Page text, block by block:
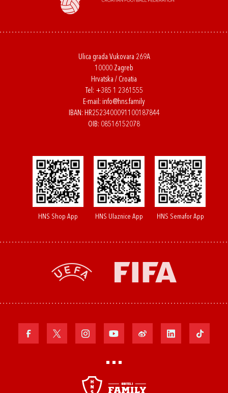
Ulica grada Vukovara 269A
10000 Zagreb
Hrvatska / Croatia
Tel: +385 1 2361555
E-mail: info@hns.family
IBAN: HR2523400091100187844
OIB: 08516152078
HNS Shop App HNS Ulaznice App HNS Semafor App